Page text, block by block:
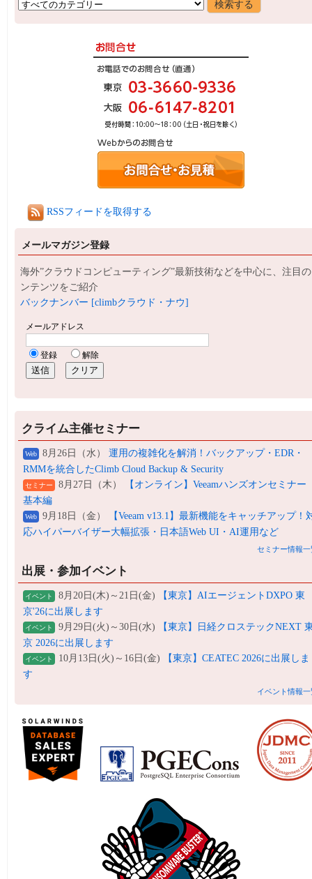
RSSフィードを取得する
メールマガジン登録
海外”クラウドコンピューティング”最新技術などを中心に、注目
ンテンツをご紹介
バックナンバー [climbクラウド・ナウ]
クライム主催セミナー
Web 8月26日（水） 運用の複雑化を解消！バックアップ・EDR・
RMMを統合したClimb Cloud Backup & Security
セミナー 8月27日（木）
【オンライン】Veeamハンズオンセミナー
基本編
Web 9月18日（金）
【Veeam v13.1】最新機能をキャッチアップ！
応ハイパーバイザー大幅拡張・日本語Web UI・AI運用など
セミナー情報一
出展・参加イベント
イベント 8月20日(木)～21日(金)
【東京】AIエージェントDXPO 東
京'26に出展します
イベント 9月29日(火)～30日(水)
【東京】日経クロステックNEXT
京 2026に出展します
イベント 10月13日(火)～16日(金)
【東京】CEATEC 2026に出展しま
す
イベント情報一